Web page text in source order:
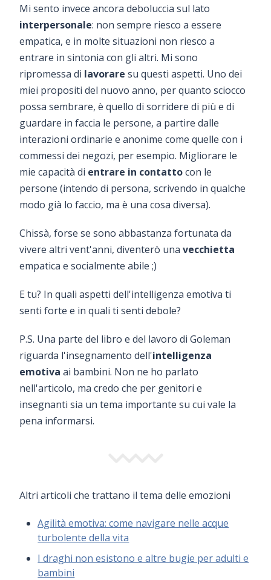
Mi sento invece ancora deboluccia sul lato
interpersonale: non sempre riesco a essere
empatica, e in molte situazioni non riesco a
entrare in sintonia con gli altri. Mi sono
ripromessa di lavorare su questi aspetti. Uno dei
miei propositi del nuovo anno, per quanto sciocco
possa sembrare, è quello di sorridere di più e di
guardare in faccia le persone, a partire dalle
interazioni ordinarie e anonime come quelle con i
commessi dei negozi, per esempio. Migliorare le
mie capacità di entrare in contattocon le
persone (intendo di persona, scrivendo in qualche
modo già lo faccio, ma è una cosa diversa).
Chissà, forse se sono abbastanza fortunata da
vivere altri vent'anni, diventerò unavecchietta
empatica e socialmente abile ;)
E tu? In quali aspetti dell'intelligenza emotiva ti
senti forte e in quali ti senti debole?
P.S. Una parte del libro e del lavoro di Goleman
riguarda l'insegnamento dell'intelligenza
emotiva ai bambini. Non ne ho parlato
nell'articolo, ma credo che per genitori e
insegnanti sia un tema importante su cui vale la
pena informarsi.
Altri articoli che trattano il tema delle emozioni
Agilità emotiva: come navigare nelle acque
turbolente della vita
I draghi non esistono e altre bugie per adulti e
bambini